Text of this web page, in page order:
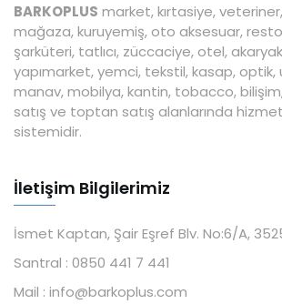
BARKOPLUS market, kırtasiye,
mağaza, kuruyemiş, oto aksesuar,
şarküteri, tatlıcı, züccaciye, otel,
yapımarket, yemci, tekstil, kasap, optik,
manav, mobilya, kantin, tobacco,
satış ve toptan satış alanlarında
sistemidir.
İletişim Bilgilerimiz
İsmet Kaptan, Şair Eşref Blv. No:6/A,
Santral : 0850 441 7 441
Mail : info@barkoplus.com